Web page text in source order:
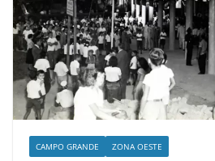
CAMPO GRANDE ZONA OESTE